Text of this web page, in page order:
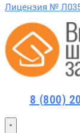
Лицензия №
Проверить в
Курсы по 44-
8 (800)